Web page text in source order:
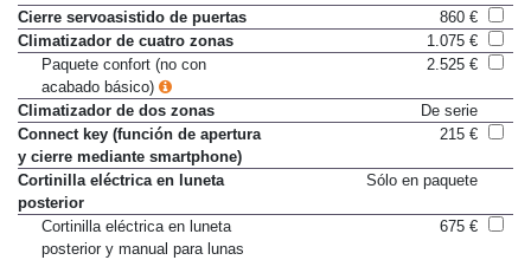
Cierre centralizado
De serie
Cierre servoasistido de puertas
860 €
Climatizador de cuatro zonas
1.075 €
Paquete confort (no con
acabado básico)
Climatizador de dos zonas
De serie
Connect key (función de apertura
y cierre mediante smartphone)
Cortinilla eléctrica en luneta
posterior
Cortinilla eléctrica en luneta